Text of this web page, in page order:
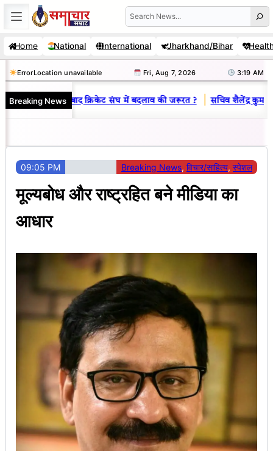
Skip
to
content
Search
Home National International Jharkhand/Bihar
ErrorLocation unavailable Fri, Aug 7, 2026 3:19 AM
Breaking News
क्यों है धनबाद क्रिकेट संघ में बदलाव की जरूरत ? | सचिव शैलेंद्र कुमार ने
09:05 PM Breaking News, विचार/साहित्य, स्पेशल
मूल्यबोध और राष्ट्रहित बने मीडिया का
आधार